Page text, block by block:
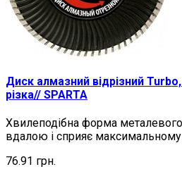
Диск алмазний відрізний
різка// SPARTA
Хвилеподібна форма
вдалою і сприяє
76.91 грн.